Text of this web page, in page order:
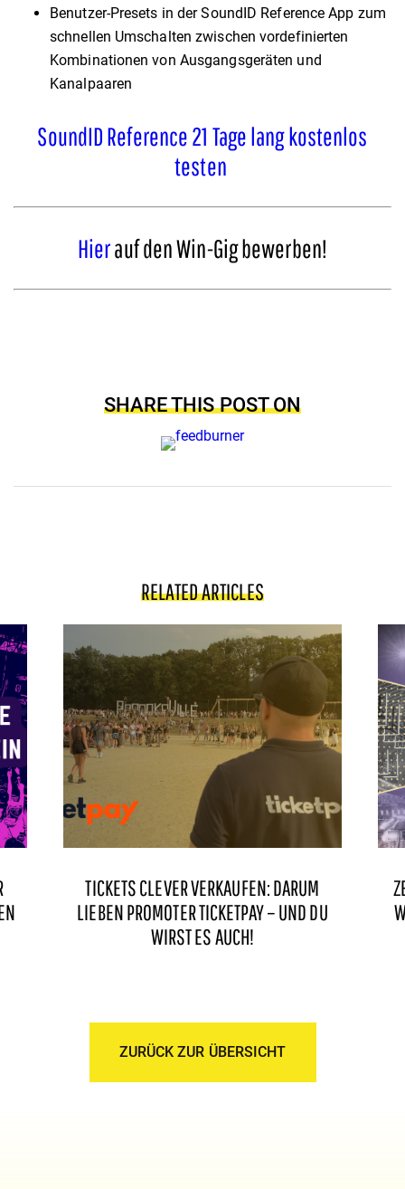
Benutzer-Presets in der SoundID Reference App zum
schnellen Umschalten zwischen vordefinierten
Kombinationen von Ausgangsgeräten und
Kanalpaaren
SoundID Reference 21 Tage lang kostenlos
testen
Hierauf den Win-Gig bewerben!
SHARE THIS POST ON
RELATED ARTICLES
TICKETS CLEVER VERKAUFEN: DARUM
LIEBEN PROMOTER TICKETPAY – UND DU
WIRST ES AUCH!
ZURÜCK ZUR ÜBERSICHT